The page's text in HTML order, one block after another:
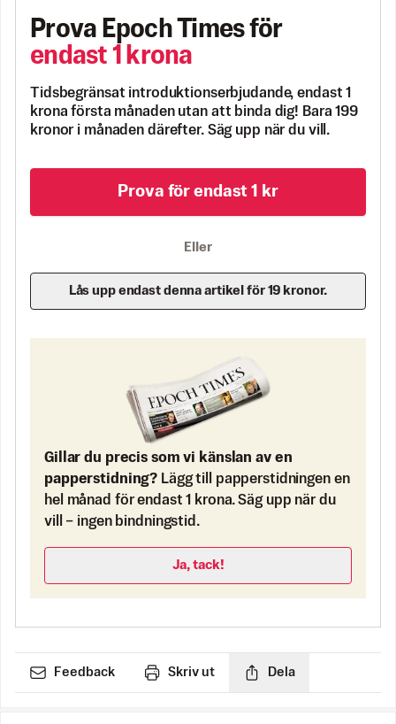
Prova Epoch Times för
endast 1 krona
Tidsbegränsat introduktionserbjudande, endast 1
krona första månaden utan att binda dig! Bara 199
kronor i månaden därefter. Säg upp när du vill.
Prova för endast 1 kr
Eller
Lås upp endast denna artikel för 19 kronor.
Gillar du precis som vi känslan av en
papperstidning? Lägg till papperstidningen en
hel månad för endast 1 krona. Säg upp när du
vill – ingen bindningstid.
Ja, tack!
Feedback Skriv ut Dela